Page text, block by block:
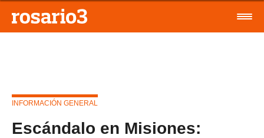
INFORMACIÓN GENERAL
Escándalo en Misiones: